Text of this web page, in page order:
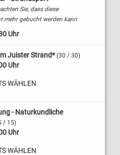
Sie, dass diese
mehr gebucht werden kann
Uhr
Juister Strand* (30 / 30)
Uhr
WÄHLEN
- Naturkundliche
/ 15)
Uhr
WÄHLEN